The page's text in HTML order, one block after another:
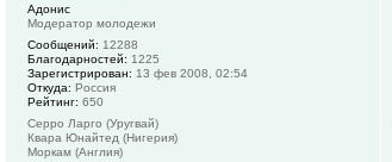
Адонис
Модератор молодежи
Сообщений: 12288
Благодарностей: 1225
Зарегистрирован: 13 фев 2008, 02:54
Откуда: Россия
Рейтинг: 650
Серро Ларго (Уругвай)
Квара Юнайтед (Нигерия)
Моркам (Англия)